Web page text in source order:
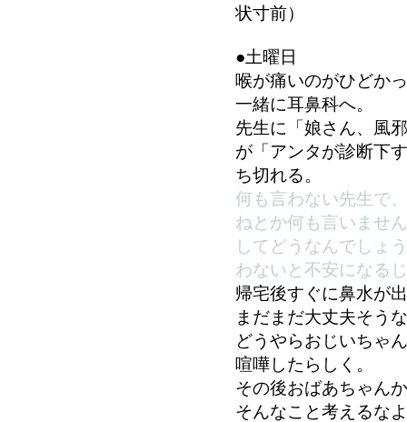
状寸前）
●土曜日
喉が痛いのがひどか
一緒に耳鼻科へ。
先生に「娘さん、風
が「アンタが診断下
ち切れる。
何も言わない先生で
ねとか何も言いませ
してどうなんでしょ
わないと不安になる
帰宅後すぐに鼻水が
まだまだ大丈夫そう
どうやらおじいちゃ
喧嘩したらしく。
その後おばあちゃん
そんなこと考えるな